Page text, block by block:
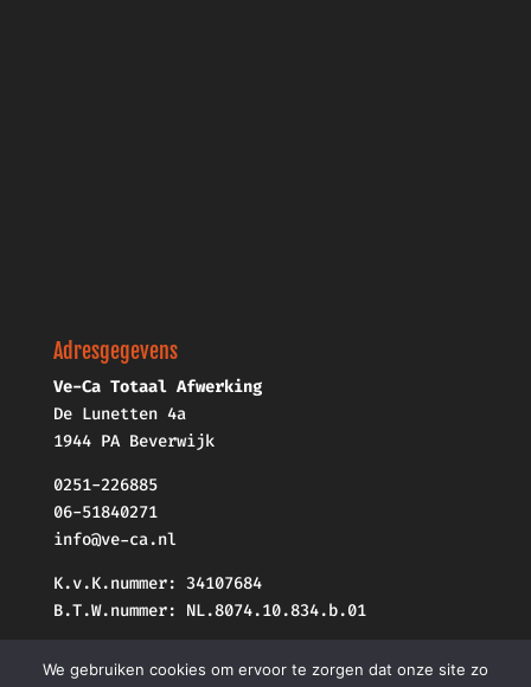
Adresgegevens
Ve-Ca Totaal Afwerking
De Lunetten 4a
1944 PA Beverwijk
0251-226885
06-51840271
info@ve-ca.nl
K.v.K.nummer: 34107684
B.T.W.nummer: NL.8074.10.834.b.01
We gebruiken cookies om ervoor te zorgen dat onze site zo